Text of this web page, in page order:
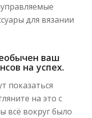
для вязании
ваш
на успех.
показаться
на это с
всё вокруг было